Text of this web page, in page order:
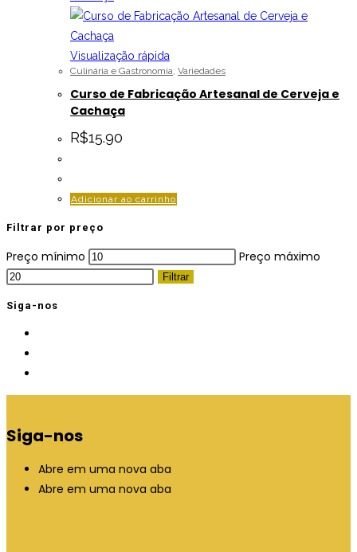
Visualização rápida
Culinária e Gastronomia, Variedades
Curso de Fabricação Artesanal de Cerveja e
Cachaça
R$15.90
Adicionar ao carrinho
Filtrar por preço
Preço mínimo Preço máximo
Filtrar
Siga-nos
Siga-nos
Abre em uma nova aba
Abre em uma nova aba